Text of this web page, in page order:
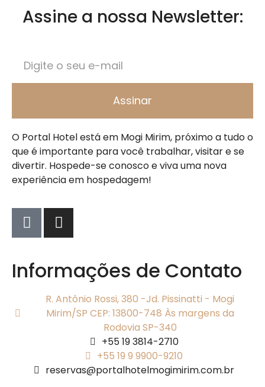
Assine a nossa Newsletter:
Assinar
O Portal Hotel está em Mogi Mirim, próximo a tudo o
que é importante para você trabalhar, visitar e se
divertir. Hospede-se conosco e viva uma nova
experiência em hospedagem!
Informações de Contato
R. Antônio Rossi, 380 -Jd. Pissinatti - Mogi
Mirim/SP CEP: 13800-748 Às margens da
Rodovia SP-340
+55 19 3814-2710
+55 19 9 9900-9210
reservas@portalhotelmogimirim.com.br